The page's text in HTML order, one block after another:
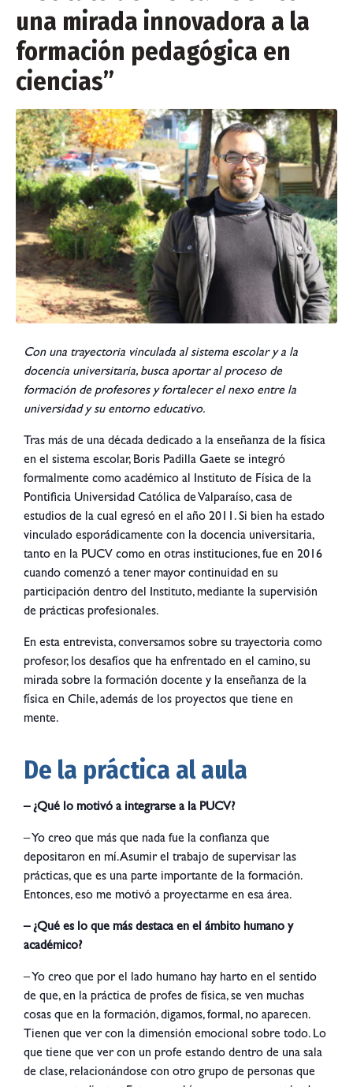
una mirada innovadora a la
formación pedagógica en
ciencias”
Con una trayectoria vinculada al sistema escolar y a la
docencia universitaria, busca aportar al proceso de
formación de profesores y fortalecer el nexo entre la
universidad y su entorno educativo.
Tras más de una década dedicado a la enseñanza de la física
en el sistema escolar, Boris Padilla Gaete se integró
formalmente como académico al Instituto de Física de la
Pontificia Universidad Católica de Valparaíso, casa de
estudios de la cual egresó en el año 2011. Si bien ha estado
vinculado esporádicamente con la docencia universitaria,
tanto en la PUCV como en otras instituciones, fue en 2016
cuando comenzó a tener mayor continuidad en su
participación dentro del Instituto, mediante la supervisión
de prácticas profesionales.
En esta entrevista, conversamos sobre su trayectoria como
profesor, los desafíos que ha enfrentado en el camino, su
mirada sobre la formación docente y la enseñanza de la
física en Chile, además de los proyectos que tiene en
mente.
De la práctica al aula
– ¿Qué lo motivó a integrarse a la PUCV?
– Yo creo que más que nada fue la confianza que
depositaron en mí. Asumir el trabajo de supervisar las
prácticas, que es una parte importante de la formación.
Entonces, eso me motivó a proyectarme en esa área.
– ¿Qué es lo que más destaca en el ámbito humano y
académico?
– Yo creo que por el lado humano hay harto en el sentido
de que, en la práctica de profes de física, se ven muchas
cosas que en la formación, digamos, formal, no aparecen.
Tienen que ver con la dimensión emocional sobre todo. Lo
que tiene que ver con un profe estando dentro de una sala
de clase, relacionándose con otro grupo de personas que